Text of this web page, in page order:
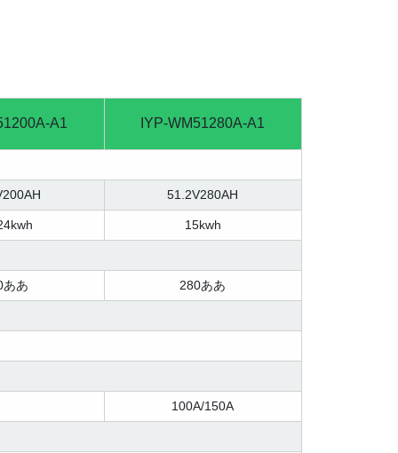
A1 IYP-WM51280A-A1
51.2V280AH
15kwh
ああ 280ああ
100A/150A